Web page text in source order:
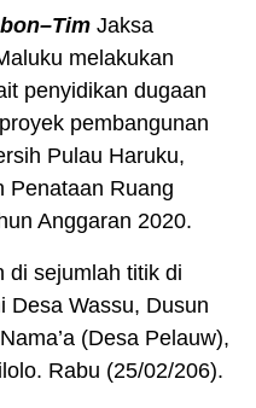
Jaksa
melakukan
penyidikan dugaan
pembangunan
Pulau Haruku,
Penataan Ruang
Anggaran 2020.
di sejumlah titik di
Desa Wassu, Dusun
(Desa Pelauw),
Rabu (25/02/206).